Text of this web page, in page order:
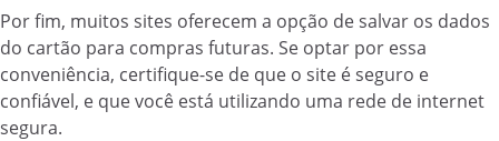
Por fim, muitos sites oferecem a opção de salvar os dados
do cartão para compras futuras. Se optar por essa
conveniência, certifique-se de que o site é seguro e
confiável, e que você está utilizando uma rede de internet
segura.